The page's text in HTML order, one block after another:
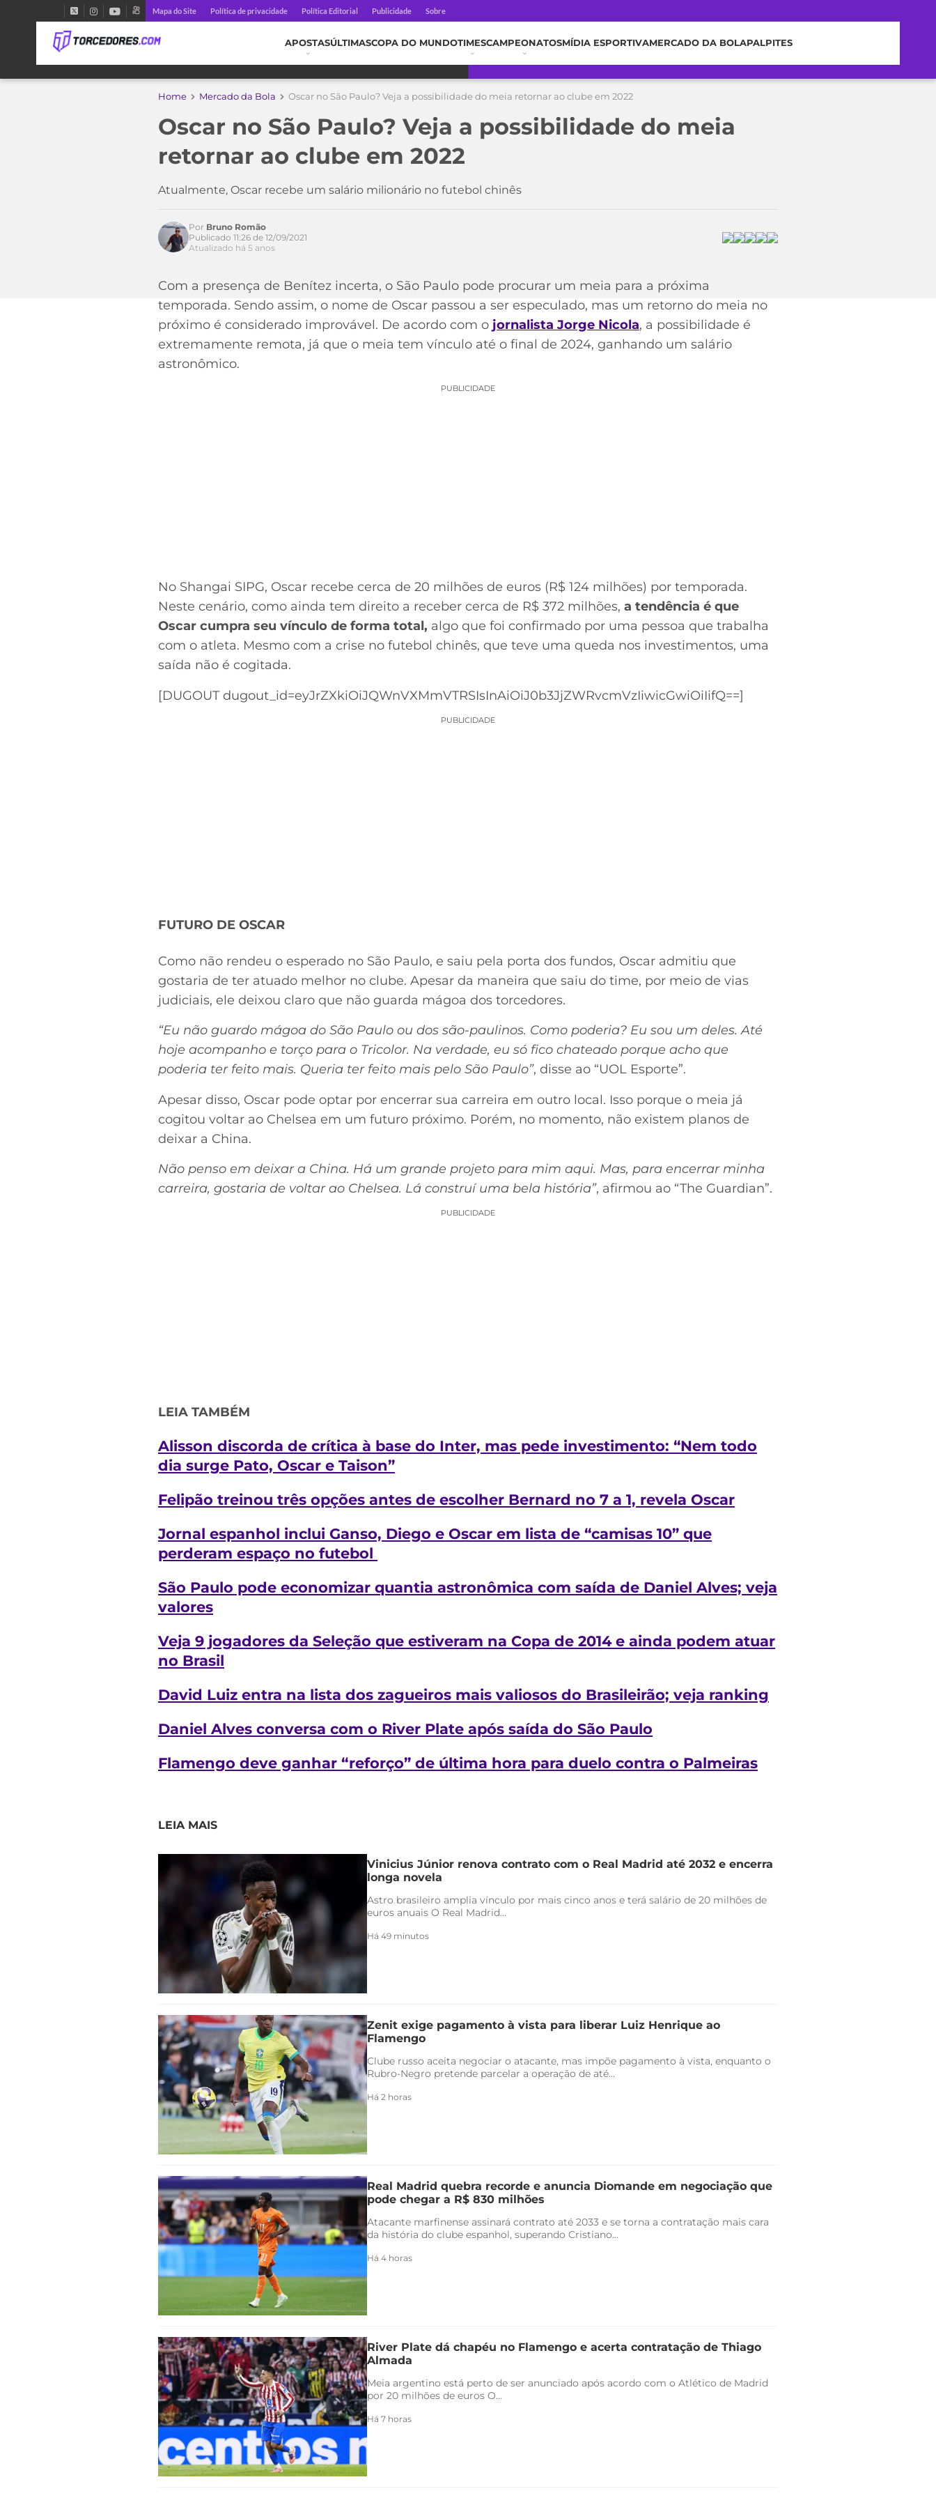
Mapa do Site Política de privacidade Política Editorial Publicidade Sobre
APOSTASÚLTIMASCOPA DO MUNDOTIMESCAMPEONATOSMÍDIA ESPORTIVAMERCADO DA BOLAPALPITES
Home Mercado da Bola Oscar no São Paulo? Veja a possibilidade do meia retornar ao clube em 2022
Oscar no São Paulo? Veja a possibilidade do meia
retornar ao clube em 2022
Atualmente, Oscar recebe um salário milionário no futebol chinês
Por Bruno Romão
Publicado 11:26 de 12/09/2021
Atualizado há 5 anos
Com a presença de Benítez incerta, o São Paulo pode procurar um meia para a próxima
temporada. Sendo assim, o nome de Oscar passou a ser especulado, mas um retorno do meia no
próximo é considerado improvável. De acordo com o jornalista Jorge Nicola, a possibilidade é
extremamente remota, já que o meia tem vínculo até o final de 2024, ganhando um salário
astronômico.
PUBLICIDADE
No Shangai SIPG, Oscar recebe cerca de 20 milhões de euros (R$ 124 milhões) por temporada.
Neste cenário, como ainda tem direito a receber cerca de R$ 372 milhões, a tendência é que
Oscar cumpra seu vínculo de forma total, algo que foi confirmado por uma pessoa que trabalha
com o atleta. Mesmo com a crise no futebol chinês, que teve uma queda nos investimentos, uma
saída não é cogitada.
[DUGOUT dugout_id=eyJrZXkiOiJQWnVXMmVTRSIsInAiOiJ0b3JjZWRvcmVzIiwicGwiOiIifQ==]
PUBLICIDADE
FUTURO DE OSCAR
Como não rendeu o esperado no São Paulo, e saiu pela porta dos fundos, Oscar admitiu que
gostaria de ter atuado melhor no clube. Apesar da maneira que saiu do time, por meio de vias
judiciais, ele deixou claro que não guarda mágoa dos torcedores.
“Eu não guardo mágoa do São Paulo ou dos são-paulinos. Como poderia? Eu sou um deles. Até
hoje acompanho e torço para o Tricolor. Na verdade, eu só fico chateado porque acho que
poderia ter feito mais. Queria ter feito mais pelo São Paulo”, disse ao “UOL Esporte”.
Apesar disso, Oscar pode optar por encerrar sua carreira em outro local. Isso porque o meia já
cogitou voltar ao Chelsea em um futuro próximo. Porém, no momento, não existem planos de
deixar a China.
Não penso em deixar a China. Há um grande projeto para mim aqui. Mas, para encerrar minha
carreira, gostaria de voltar ao Chelsea. Lá construí uma bela história”, afirmou ao “The Guardian”.
PUBLICIDADE
LEIA TAMBÉM
Alisson discorda de crítica à base do Inter, mas pede investimento: “Nem todo
dia surge Pato, Oscar e Taison”
Felipão treinou três opções antes de escolher Bernard no 7 a 1, revela Oscar
Jornal espanhol inclui Ganso, Diego e Oscar em lista de “camisas 10” que
perderam espaço no futebol
São Paulo pode economizar quantia astronômica com saída de Daniel Alves; veja
valores
Veja 9 jogadores da Seleção que estiveram na Copa de 2014 e ainda podem atuar
no Brasil
David Luiz entra na lista dos zagueiros mais valiosos do Brasileirão; veja ranking
Daniel Alves conversa com o River Plate após saída do São Paulo
Flamengo deve ganhar “reforço” de última hora para duelo contra o Palmeiras
LEIA MAIS
Vinicius Júnior renova contrato com o Real Madrid até 2032 e encerra
longa novela
Astro brasileiro amplia vínculo por mais cinco anos e terá salário de 20 milhões de
euros anuais O Real Madrid...
Há 49 minutos
Zenit exige pagamento à vista para liberar Luiz Henrique ao
Flamengo
Clube russo aceita negociar o atacante, mas impõe pagamento à vista, enquanto o
Rubro-Negro pretende parcelar a operação de até...
Há 2 horas
Real Madrid quebra recorde e anuncia Diomande em negociação que
pode chegar a R$ 830 milhões
Atacante marfinense assinará contrato até 2033 e se torna a contratação mais cara
da história do clube espanhol, superando Cristiano...
Há 4 horas
River Plate dá chapéu no Flamengo e acerta contratação de Thiago
Almada
Meia argentino está perto de ser anunciado após acordo com o Atlético de Madrid
por 20 milhões de euros O...
Há 7 horas